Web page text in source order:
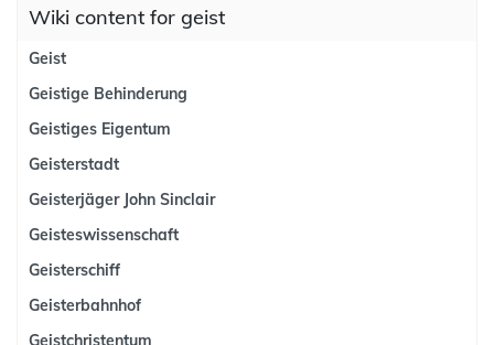
Wiki content for geist
Geist
Geistige Behinderung
Geistiges Eigentum
Geisterstadt
Geisterjäger John Sinclair
Geisteswissenschaft
Geisterschiff
Geisterbahnhof
Geistchristentum